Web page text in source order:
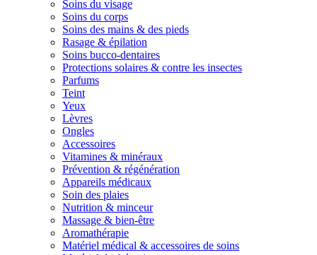
Soins du visage
Soins du corps
Soins des mains & des pieds
Rasage & épilation
Soins bucco-dentaires
Protections solaires & contre les insectes
Parfums
Teint
Yeux
Lèvres
Ongles
Accessoires
Vitamines & minéraux
Prévention & régénération
Appareils médicaux
Soin des plaies
Nutrition & minceur
Massage & bien-être
Aromathérapie
Matériel médical & accessoires de soins